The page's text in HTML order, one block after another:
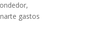
gastos